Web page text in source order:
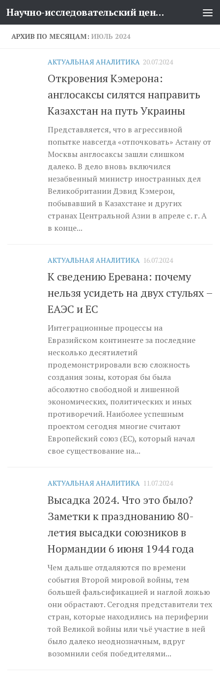
Перейти к содержимому Научно-исследовательский центр проблем национальной безопасности
АРХИВ ПО МЕСЯЦАМ: ИЮЛЬ 2024
АКТУАЛЬНАЯ АНАЛИТИКА 20.07.2024
Откровения Кэмерона:
англосаксы силятся направить
Казахстан на путь Украины
Представляется, что в агрессивной
попытке навсегда «отпочковать» Астану от
Москвы англосаксы зашли слишком
далеко. В дело вновь включился
незабвенный министр иностранных дел
Великобритании Дэвид Кэмерон,
побывавший в Казахстане и других
странах Центральной Азии в апреле с. г. А
в конце...
АКТУАЛЬНАЯ АНАЛИТИКА 16.07.2024
К сведению Еревана: почему
нельзя усидеть на двух стульях –
ЕАЭС и ЕС
Интеграционные процессы на
Евразийском континенте за последние
несколько десятилетий
продемонстрировали всю сложность
создания зоны, которая бы была
абсолютно свободной и лишенной
экономических, политических и иных
противоречий. Наиболее успешным
проектом сегодня многие считают
Европейский союз (ЕС), который начал
свое существование на...
АКТУАЛЬНАЯ АНАЛИТИКА 11.07.2024
Высадка 2024. Что это было?
Заметки к празднованию 80-
летия высадки союзников в
Нормандии 6 июня 1944 года
Чем дальше отдаляются по времени
события Второй мировой войны, тем
большей фальсификацией и наглой ложью
они обрастают. Сегодня представители тех
стран, которые находились на периферии
той Великой войны или чьё участие в ней
было далеко неоднозначным, вдруг
возомнили себя победителями...